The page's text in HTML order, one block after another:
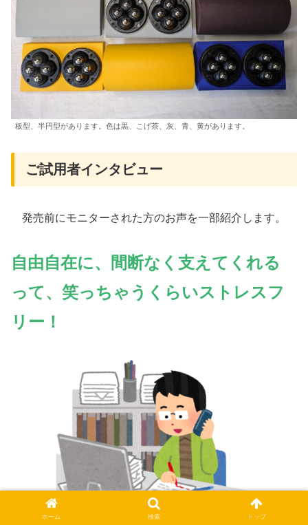
板型、半円型があります。色は黒、こげ茶、灰、青、黄があります。
ご試用者インタビュー
発売前にモニターされた方のお声を一部紹介します。
自由自在に、
間断なく支えてくれる
って、笑っちゃうくらいストレスフ
リー！
ホーム 検索 トップ